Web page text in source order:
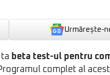
Urmărește-
beta test-ul pentru
complet al